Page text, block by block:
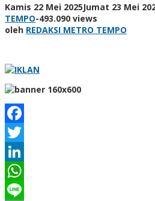
Kamis 22 Mei 2025Jumat 23 Mei
TEMPO-493.090 views
oleh REDAKSI METRO TEMPO
Facebook
Twitter
LinkedIn
WhatsApp